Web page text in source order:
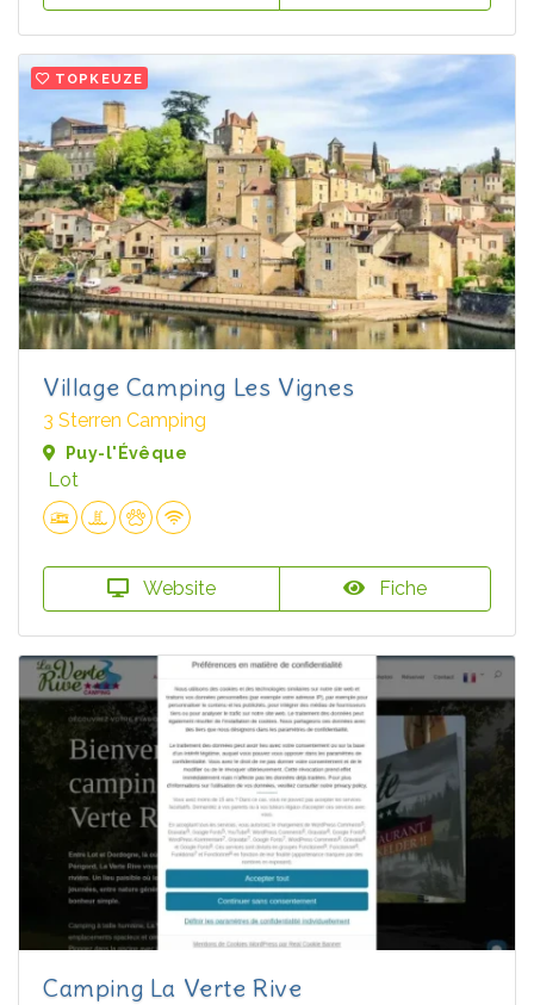
TOPKEUZE
Village Camping Les Vignes
3 Sterren Camping
Puy-l'Évêque
Lot
Website Fiche
Camping La Verte Rive